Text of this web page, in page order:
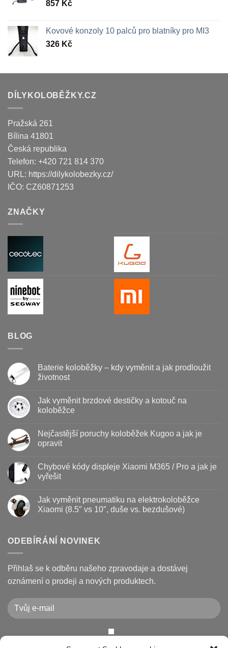
857 Kč
Kovové konzoly 10 palců pro blatníky pro MI3
326 Kč
DÍLYKOLOBĚŽKY.CZ
Pražská 261
Bílina 41801
Česká republika
Telefon: +420 721 814 370
URL: https://dilykolobezky.cz/
IČO: CZ60871253
ZNAČKY
BLOG
Baterie koloběžky – kdy vyměnit a jak prodloužit
životnost
textu
s
koloběžky
kdy
jak
prodloužit
životnost
Jak vyměnit brzdové destičky a kotouč na
koloběžce
u
textu
s
vyměnit
brzdové
destičky
na
koloběžce
Nejčastější poruchy koloběžek Kugoo a jak je
opravit
u
textu
s
poruchy
koloběžek
Kugoo
opravit
Chybové kódy displeje Xiaomi M365 / Pro a jak je
vyřešit
textu
s
displeje
Xiaomi
Pro
a
jak
je
Jak vyměnit pneumatiku na elektrokoloběžce
Xiaomi (8.5″ vs 10″, duše vs. bezdušové)
textu
s
vyměnit
pneumatiku
na
elektrokoloběžce
(8.5″
vs
10″,
duše
ODEBÍRÁNÍ NOVINEK
Přihlaš se k odběru našeho zpravodaje a dostávej
oznámení o prodeji a nových produktech.